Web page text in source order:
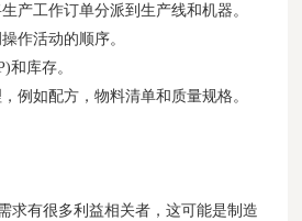
产工作订单分派到生产线和机器。
作活动的顺序。
和库存。
例如配方，物料清单和质量规格。
求有很多利益相关者，这可能是制造